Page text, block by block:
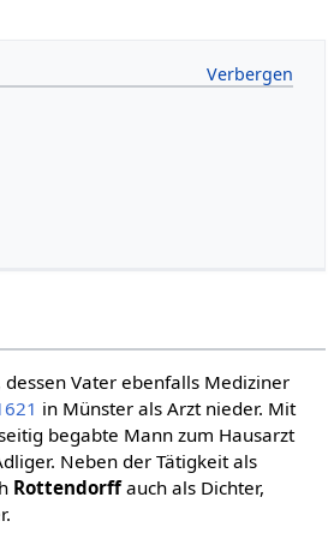
dessen Vater ebenfalls Mediziner
in Münster als Arzt nieder. Mit
begabte Mann zum Hausarzt
Neben der Tätigkeit als
Rottendorffauch als Dichter,